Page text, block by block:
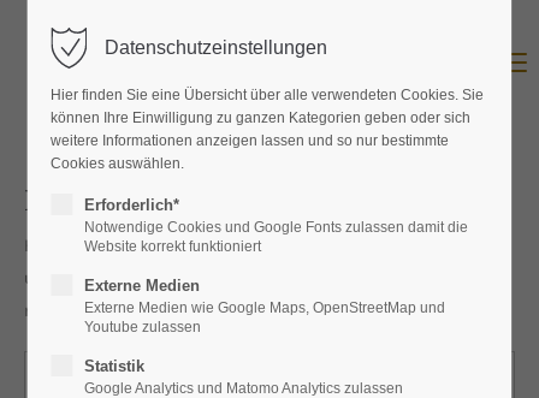
Produktanfrage
Hier können Sie das Produkt bei uns anfragen. Wir werden
uns umgehend mit Ihnen in Verbindung setzen und Ihnen
mitzuteilen wie Sie Produkt bei uns erwerben können.
Datenschutzeinstellungen
Hier finden Sie eine Übersicht über alle verwendeten Cookies. Sie
können Ihre Einwilligung zu ganzen Kategorien geben oder sich
weitere Informationen anzeigen lassen und so nur bestimmte
Cookies auswählen.
Erforderlich*
Notwendige Cookies und Google Fonts zulassen damit die
Website korrekt funktioniert
Externe Medien
Externe Medien wie Google Maps, OpenStreetMap und
Youtube zulassen
Statistik
Google Analytics und Matomo Analytics zulassen